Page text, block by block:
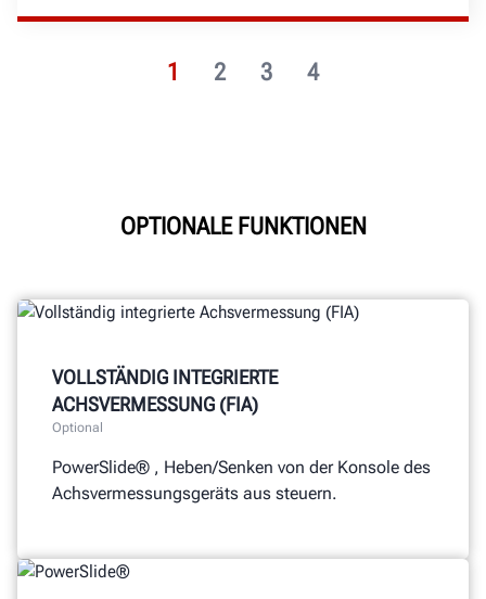
1 2 3 4
OPTIONALE FUNKTIONEN
VOLLSTÄNDIG INTEGRIERTE
ACHSVERMESSUNG (FIA)
Optional
PowerSlide® , Heben/Senken von der Konsole des
Achsvermessungsgeräts aus steuern.